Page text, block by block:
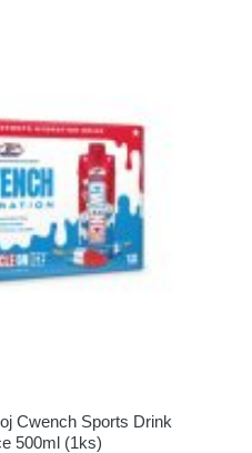
Cwench Sports Drink
500ml (1ks)